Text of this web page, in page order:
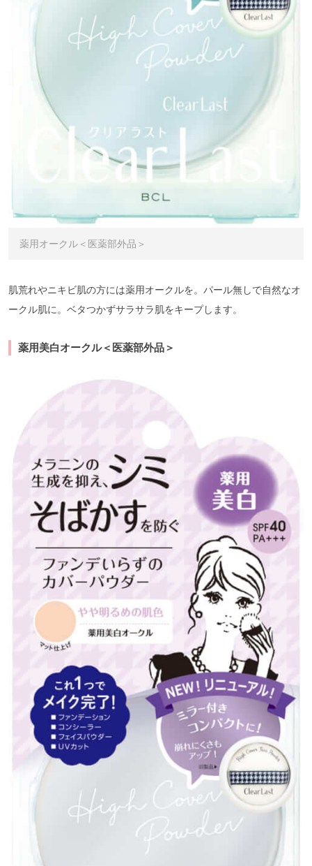
薬用オークル＜医薬部外品＞
肌荒れやニキビ肌の方には薬用オークルを。パール無しで自然なオ
ークル肌に。ベタつかずサラサラ肌をキープします。
薬用美白オークル＜医薬部外品＞